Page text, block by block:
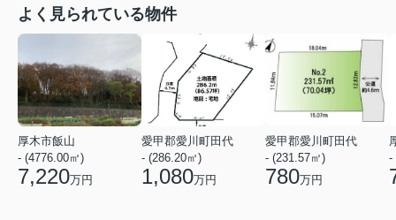
よく見られている物件
厚木市飯山
- (4776.00㎡)
7,220万円
愛甲郡愛川町田代
- (286.20㎡)
1,080万円
愛甲郡愛川町田代
- (231.57㎡)
780万円
-